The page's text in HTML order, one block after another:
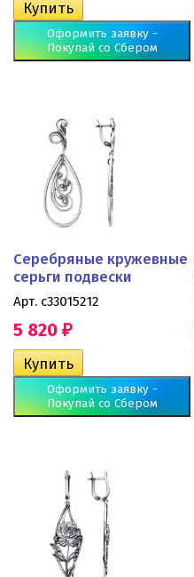
Оформить заявку -
Покупай со Сбером
Серебряные кружевные
серьги подвески
Арт. с33015212
5 820 ₽
Оформить заявку -
Покупай со Сбером